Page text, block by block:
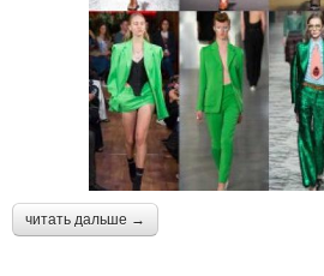
читать дальше →